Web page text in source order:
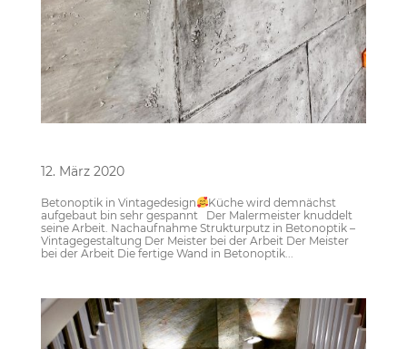
12. März 2020
Betonoptik in Vintagedesign
Küche wird demnächst
aufgebaut bin sehr gespannt Der Malermeister knuddelt
seine Arbeit. Nachaufnahme Strukturputz in Betonoptik –
Vintagegestaltung Der Meister bei der Arbeit Der Meister
bei der Arbeit Die fertige Wand in Betonoptik...